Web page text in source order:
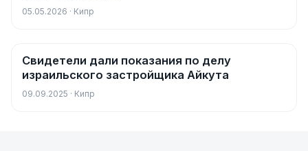
05.05.2026 · Кипр
Новости
Свидетели дали показания по делу
израильского застройщика Айкута
09.09.2025 · Кипр